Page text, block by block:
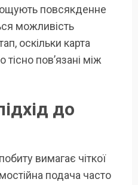
повсякденне
можливість
оскільки карта
пов’язані між
до
вимагає чіткої
подача часто